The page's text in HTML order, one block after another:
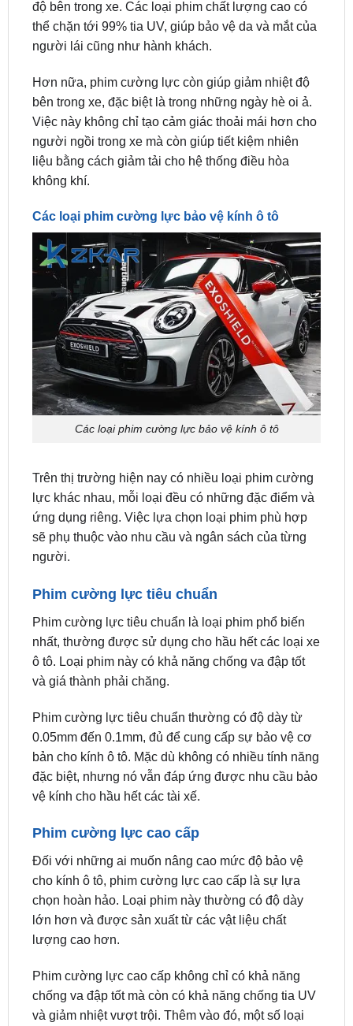
người lái cũng như hành khách.
Hơn nữa, phim cường lực còn giúp giảm nhiệt độ
Việc này không chỉ tạo cảm giác thoải mái hơn cho
người ngồi trong xe mà còn giúp tiết kiệm nhiên
liệu bằng cách giảm tải cho hệ thống điều hòa
không khí.
Các loại phim cường lực bảo vệ kính ô tô
Các loại phim cường lực bảo vệ kính ô tô
Trên thị trường hiện nay có nhiều loại phim cường
ứng dụng riêng. Việc lựa chọn loại phim phù hợp
sẽ phụ thuộc vào nhu cầu và ngân sách của từng
người.
Phim cường lực tiêu chuẩn
nhất, thường được sử dụng cho hầu hết các loại xe
ô tô. Loại phim này có khả năng chống va đập tốt
và giá thành phải chăng.
Phim cường lực tiêu chuẩn thường có độ dày từ
bản cho kính ô tô. Mặc dù không có nhiều tính năng
đặc biệt, nhưng nó vẫn đáp ứng được nhu cầu bảo
vệ kính cho hầu hết các tài xế.
Phim cường lực cao cấp
cho kính ô tô, phim cường lực cao cấp là sự lựa
chọn hoàn hảo. Loại phim này thường có độ dày
lớn hơn và được sản xuất từ các vật liệu chất
lượng cao hơn.
Phim cường lực cao cấp không chỉ có khả năng
và giảm nhiệt vượt trội. Thêm vào đó, một số loại
phim cao cấp còn có khả năng chống xước, giúp
duy trì vẻ đẹp cho kính trong thời gian dài.